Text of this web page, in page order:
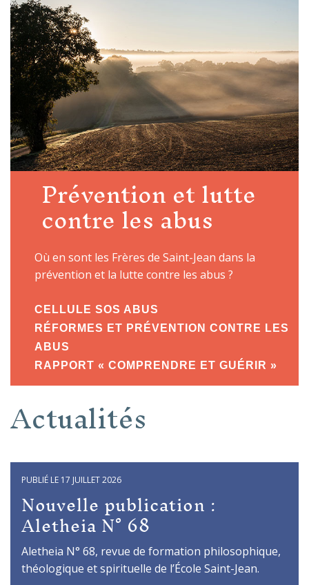
Prévention et lutte
contre les abus
Où en sont les Frères de Saint-Jean dans la
prévention et la lutte contre les abus ?
CELLULE SOS ABUS
RÉFORMES ET PRÉVENTION CONTRE LES
ABUS
RAPPORT « COMPRENDRE ET GUÉRIR »
Actualités
PUBLIÉ LE 17 JUILLET 2026
Nouvelle publication :
Aletheia N° 68
Aletheia N° 68, revue de formation philosophique,
théologique et spirituelle de l’École Saint-Jean.